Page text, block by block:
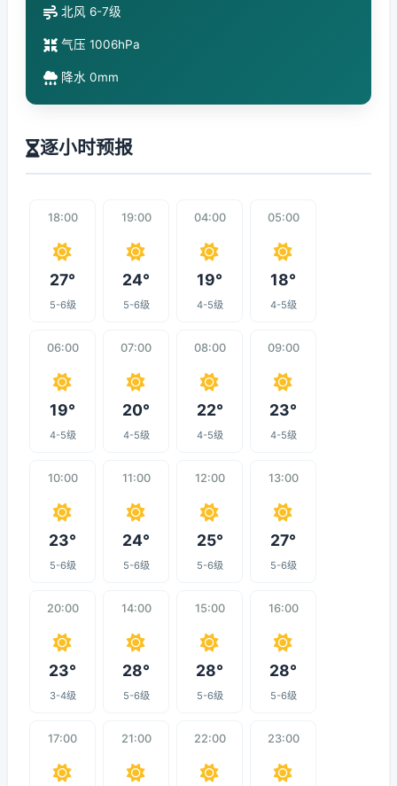
北风 6-7级
气压 1006hPa
降水 0mm
逐小时预报
18:00
27°
5-6级
19:00
24°
5-6级
04:00
19°
4-5级
05:00
18°
4-5级
06:00
19°
4-5级
07:00
20°
4-5级
08:00
22°
4-5级
09:00
23°
4-5级
10:00
23°
5-6级
11:00
24°
5-6级
12:00
25°
5-6级
13:00
27°
5-6级
20:00
23°
3-4级
14:00
28°
5-6级
15:00
28°
5-6级
16:00
28°
5-6级
17:00 21:00 22:00 23:00